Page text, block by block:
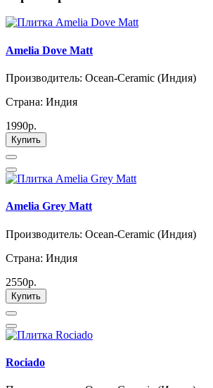
Amelia Dove Matt
Производитель: Ocean-Ceramic (Индия)
Страна: Индия
1990р.
Купить
Amelia Grey Matt
Производитель: Ocean-Ceramic (Индия)
Страна: Индия
2550р.
Купить
Rociado